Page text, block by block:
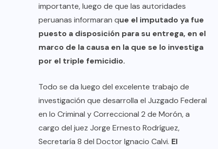
importante, luego de que las autoridades
peruanas informaran que el imputado ya fue
puesto a disposición para su entrega, en el
marco de la causa en la que se lo investiga
por el triple femicidio.
Todo se da luego del excelente trabajo de
investigación que desarrolla el Juzgado Federal
en lo Criminal y Correccional 2 de Morón, a
cargo del juez Jorge Ernesto Rodríguez,
Secretaría 8 del Doctor Ignacio Calvi. El